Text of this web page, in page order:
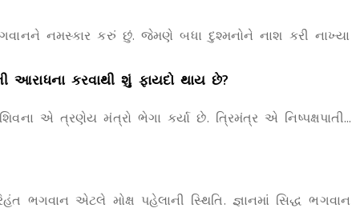
નમસ્કાર કરું છું. જેમણે બધા દુશ્મનોને નાશ કરી નાખ્યા
કરવાથી શું ફાયદો થાય છે?
એ ત્રણેય મંત્રો ભેગા કર્યા છે. ત્રિમંત્ર એ નિષ્પક્ષપાતી...
એટલે મોક્ષ પહેલાની સ્થિતિ. જ્ઞાનમાં સિદ્ધ